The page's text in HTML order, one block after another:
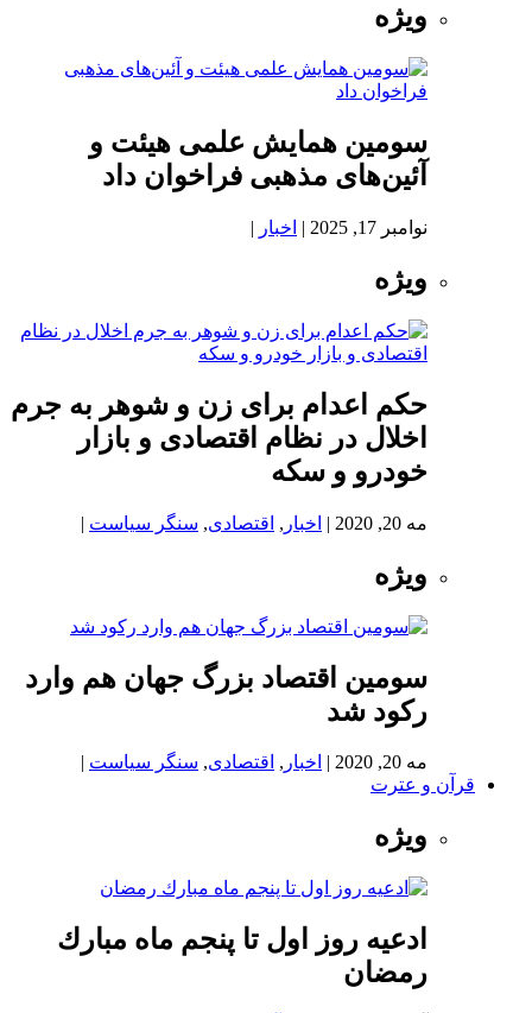
ویژه
سومین همایش علمی هیئت و
آئین‌های مذهبی فراخوان داد
نوامبر 17, 2025 | اخبار |
ویژه
حکم اعدام برای زن و شوهر به جرم
اخلال در نظام اقتصادی و بازار
خودرو و سکه
مه 20, 2020 | اخبار , اقتصادی, سنگر سیاست |
ویژه
سومین اقتصاد بزرگ جهان هم وارد
رکود شد
مه 20, 2020 | اخبار , اقتصادی, سنگر سیاست |
قرآن و عترت
ویژه
ادعيه روز اول تا پنجم ماه مبارك
رمضان